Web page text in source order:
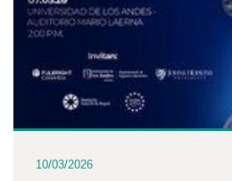
10/03/2026